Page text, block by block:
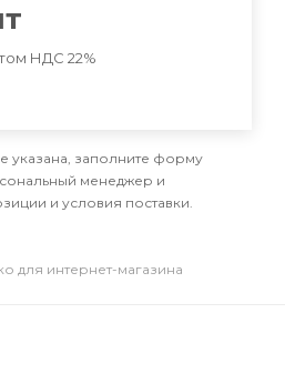
НДС 22%
указана, заполните форму
менеджер и
и условия поставки.
для интернет-магазина